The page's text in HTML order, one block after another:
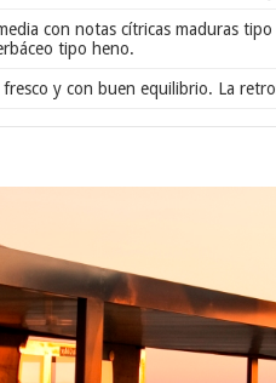
con notas cítricas maduras
tipo heno.
y con buen equilibrio. La